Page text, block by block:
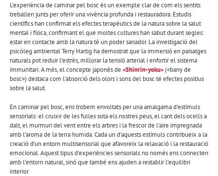
L’experiència de caminar pel bosc és un exemple clar de com els sentits
treballen junts per oferir una vivència profunda i restauradora. Estudis
científics han confirmat els efectes terapèutics de la natura sobre la salut
mental i física, confirmant el que moltes cultures han sabut durant segles:
estar en contacte amb la natura té un poder sanador. La investigació del
psicòleg ambiental Terry Hartig ha demostrat que la immersió en paisatges
naturals pot reduir l’estrès, millorar la tensió arterial i enfortir el sistema
immunitari. A més, el concepte japonès de «Shinrin-yoku»(«bany de
bosc») destaca com l’absorció dels olors i sons del bosc té efectes positius
sobre la salut.
En caminar pel bosc, ens trobem envoltats per una amalgama d’estímuls
sensorials: el cruixir de les fulles sota els nostres peus, el cant dels ocells a
dalt, el murmuri del vent entre els arbres i la frescor de l’aire impregnada
amb l’aroma de la terra humida. Cada un d’aquests estímuls contribueix a la
creació d’un entorn multisensorial que afavoreix la relaxació i la restauració
emocional. Aquest tipus d’experiències sensorials no només ens connecten
amb l’entorn natural, sinó que també ens ajuden a restablir l’equilibri
interior.